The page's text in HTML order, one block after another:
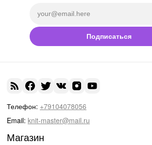
Подписаться
Телефон: +79104078056
Email: knit-master@mail.ru
Магазин